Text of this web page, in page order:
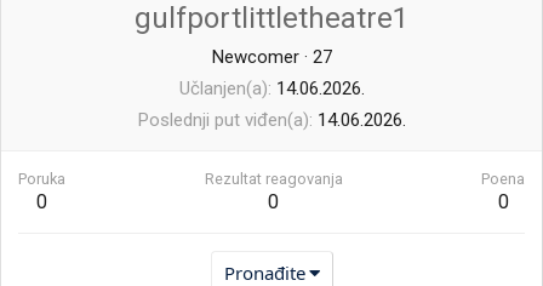
gulfportlittletheatre1
Newcomer · 27
Učlanjen(a) 14.06.2026.
Poslednji put viđen(a) 14.06.2026.
Poruka
0
Rezultat reagovanja
0
Poena
0
Pronađite